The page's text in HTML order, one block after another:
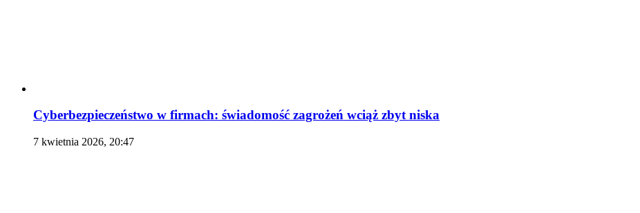
Cyberbezpieczeństwo w firmach: świadomość zagrożeń wciąż zbyt niska
7 kwietnia 2026, 20:47